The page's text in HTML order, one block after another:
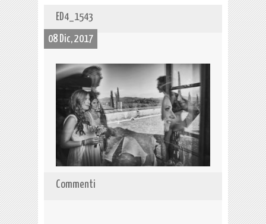
ED4_1543
08 Dic, 2017
Commenti